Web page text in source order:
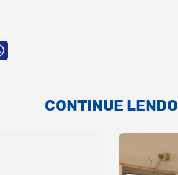
CONTINUE LENDO